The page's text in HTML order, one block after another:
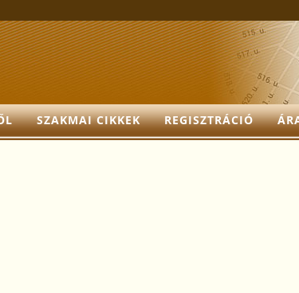
SZAKMAI CIKKEK REGISZTRÁCIÓ